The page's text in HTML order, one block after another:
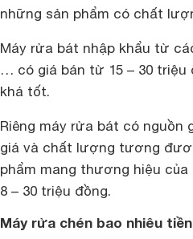
những sản phẩm có chất
Máy rửa bát nhập khẩu từ
… có giá bán từ 15 – 30 triệu
khá tốt.
Riêng máy rửa bát có nguồn
giá và chất lượng tương
phẩm mang thương hiệu
8 – 30 triệu đồng.
Máy rửa chén bao nhiêu